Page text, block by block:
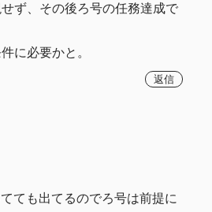
ず、その後ろ号の任務達成で
に必要かと。
返信
ても出てるのでろ号は前提に